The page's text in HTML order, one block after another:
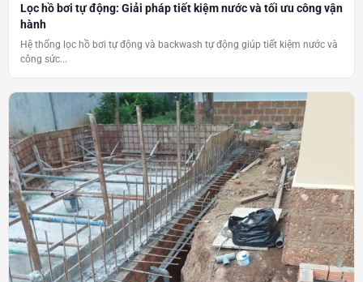
Lọc hồ bơi tự động: Giải pháp tiết kiệm nước và tối ưu công vận
hành
Hệ thống lọc hồ bơi tự động và backwash tự động giúp tiết kiệm nước và
công sức...